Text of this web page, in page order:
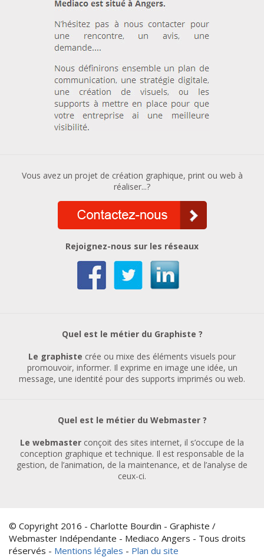
Vous avez un projet de création graphique, print ou web à
réaliser...?
Rejoignez-nous sur les réseaux
Quel est le métier du Graphiste ?
Le graphiste crée ou mixe des éléments visuels pour
promouvoir, informer. Il exprime en image une idée, un
message, une identité pour des supports imprimés ou web.
Quel est le métier du Webmaster ?
Le webmaster conçoit des sites internet, il s’occupe de la
conception graphique et technique. Il est responsable de la
gestion, de l’animation, de la maintenance, et de l’analyse de
ceux-ci.
© Copyright 2016 - Charlotte Bourdin - Graphiste /
Webmaster Indépendante - Mediaco Angers - Tous droits
réservés - Mentions légales - Plan du site